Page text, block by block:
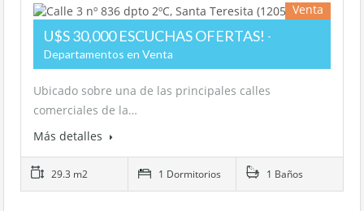
Venta
U$S 30,000 ESCUCHAS OFERTAS!
Departamentos en Venta
Ubicado sobre una de las principales calles
comerciales de la…
Más detalles
29.3 m2 1 Dormitorios 1 Baños